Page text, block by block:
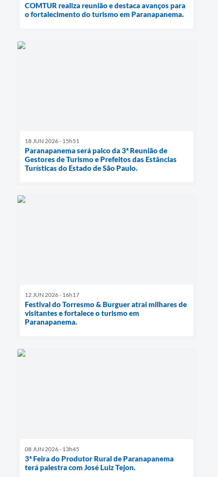
COMTUR realiza reunião e destaca avanços para
o fortalecimento do turismo em Paranapanema.
18 JUN 2026 - 15h51
Paranapanema será palco da 3ª Reunião de
Gestores de Turismo e Prefeitos das Estâncias
Turísticas do Estado de São Paulo.
12 JUN 2026 - 16h17
Festival do Torresmo & Burguer atrai milhares de
visitantes e fortalece o turismo em
Paranapanema.
08 JUN 2026 - 13h45
3ª Feira do Produtor Rural de Paranapanema
terá palestra com José Luiz Tejon.